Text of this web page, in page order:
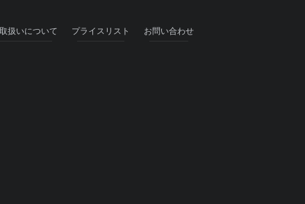
扱いについて プライスリスト お問い合わせ